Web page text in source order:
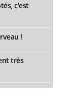
c'est
!
très